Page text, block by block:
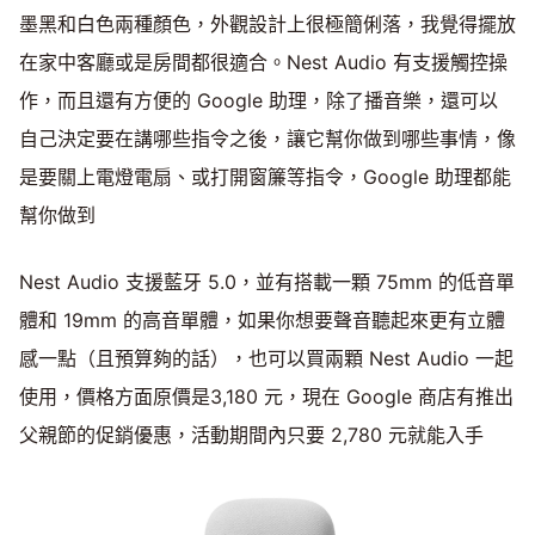
墨黑和白色兩種顏色，外觀設計上很極簡俐落，我覺得擺放
在家中客廳或是房間都很適合。Nest Audio 有支援觸控操
作，而且還有方便的 Google 助理，除了播音樂，還可以
自己決定要在講哪些指令之後，讓它幫你做到哪些事情，像
是要關上電燈電扇、或打開窗簾等指令，Google 助理都能
幫你做到
Nest Audio 支援藍牙 5.0，並有搭載一顆 75mm 的低音單
體和 19mm 的高音單體，如果你想要聲音聽起來更有立體
感一點（且預算夠的話），也可以買兩顆 Nest Audio 一起
使用，價格方面原價是3,180 元，現在 Google 商店有推出
父親節的促銷優惠，活動期間內只要 2,780 元就能入手